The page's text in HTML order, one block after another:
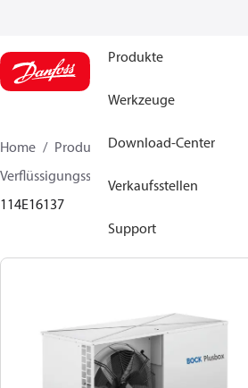
Produkte
Werkzeuge
Download-Center
Verkaufsstellen
Support
Home Produkte
Lösung für Kälte-
Verflüssigungssätze
BOCK plusbox
114E16137